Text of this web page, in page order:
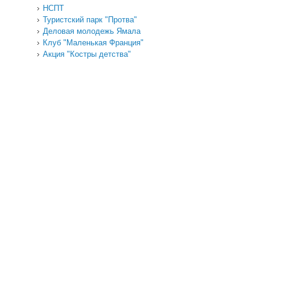
НСПТ
Туристский парк "Протва"
Деловая молодежь Ямала
Клуб "Маленькая Франция"
Акция "Костры детства"